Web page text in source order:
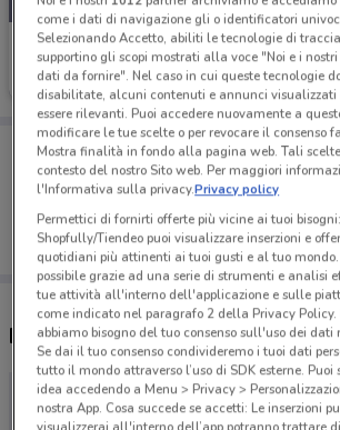
Notino
Scade oggi
Porta DoveConviene sempre con te!
Puoi trovare le migliori offerte dei
salvarle e creare la tua lista del
dal tuo cellulare.
SCARICA
Negozi Notino a Catania
come i dati di navigazione gli o identificatori
Selezionando Accetto, abiliti le tecnologie di
supportino gli scopi mostrati alla voce "Noi e i
dati da fornire". Nel caso in cui queste tecnologie
disabilitate, alcuni contenuti e annunci visualizzati
essere rilevanti. Puoi accedere nuovamente a
modificare le tue scelte o per revocare il consenso
Mostra finalità in fondo alla pagina web. Tali
contesto del nostro Sito web. Per maggiori
l'Informativa sulla privacy.Privacy policy
Permettici di fornirti offerte più vicine ai tuoi
Shopfully/Tiendeo puoi visualizzare inserzioni e
quotidiani più attinenti ai tuoi gusti e al tuo mondo.
possibile grazie ad una serie di strumenti e analisi
tue attività all'interno dell'applicazione e sulle
come indicato nel paragrafo 2 della Privacy Policy.
abbiamo bisogno del tuo consenso sull'uso dei
Se dai il tuo consenso condivideremo i tuoi dati
tutto il mondo attraverso l’uso di SDK esterne. Puoi
idea accedendo a Menu > Privacy >
nostra App. Cosa succede se accetti: Le inserzioni